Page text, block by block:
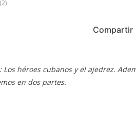
Compartir
Los héroes cubanos y el ajedrez.
en dos partes.
juega